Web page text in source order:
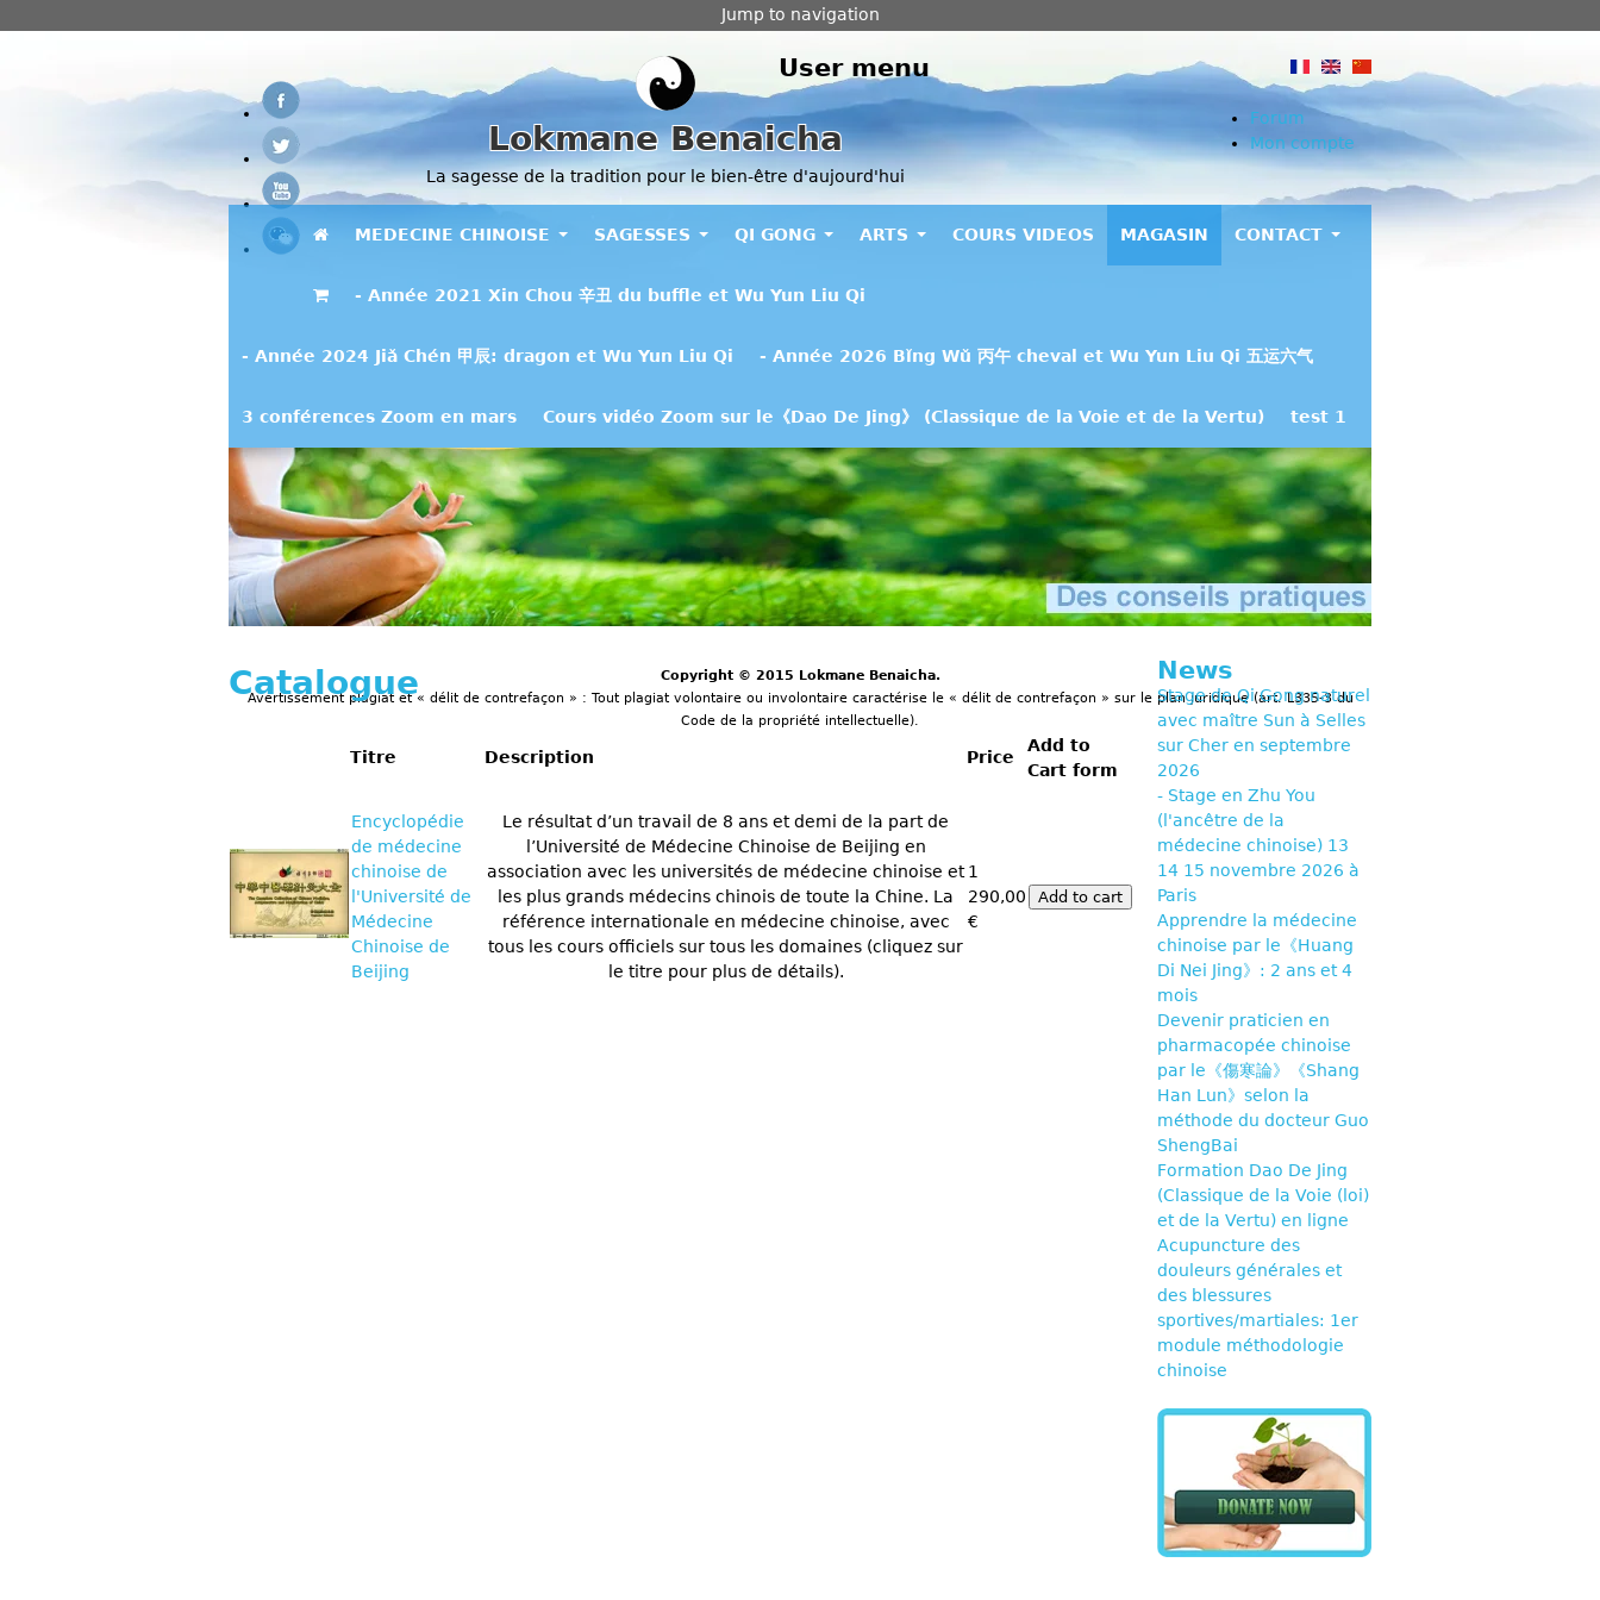
Jump to navigation
Lokmane Benaicha
La sagesse de la tradition pour le bien-être d'aujourd'hui
User menu
Forum
Mon compte
MEDECINE CHINOISE SAGESSES QI GONG ARTS COURS VIDEOS MAGASIN CONTACT
- Année 2021 Xin Chou 辛丑 du buffle et Wu Yun Liu Qi
- Année 2024 Jiǎ Chén 甲辰: dragon et Wu Yun Liu Qi - Année 2026 Bǐng Wǔ 丙午 cheval et Wu Yun Liu Qi 五运六气
3 conférences Zoom en mars Cours vidéo Zoom sur le《Dao De Jing》 (Classique de la Voie et de la Vertu) test 1
Catalogue
Titre Description Price
Add to
Cart form
Encyclopédie
de médecine
chinoise de
l'Université de
Médecine
Chinoise de
Beijing
Le résultat d’un travail de 8 ans et demi de la part de
l’Université de Médecine Chinoise de Beijing en
association avec les universités de médecine chinoise et
les plus grands médecins chinois de toute la Chine. La
référence internationale en médecine chinoise, avec
tous les cours officiels sur tous les domaines (cliquez sur
le titre pour plus de détails).
1
290,00
€
News
Stage de Qi Gong naturel
avec maître Sun à Selles
sur Cher en septembre
2026
- Stage en Zhu You
(l'ancêtre de la
médecine chinoise) 13
14 15 novembre 2026 à
Paris
Apprendre la médecine
chinoise par le《Huang
Di Nei Jing》: 2 ans et 4
mois
Devenir praticien en
pharmacopée chinoise
par le《傷寒論》《Shang
Han Lun》selon la
méthode du docteur Guo
ShengBai
Formation Dao De Jing
(Classique de la Voie (loi)
et de la Vertu) en ligne
Acupuncture des
douleurs générales et
des blessures
sportives/martiales: 1er
module méthodologie
chinoise
Copyright © 2015 Lokmane Benaicha.
Avertissement plagiat et « délit de contrefaçon » : Tout plagiat volontaire ou involontaire caractérise le « délit de contrefaçon » sur le plan juridique (art. L335-3 du
Code de la propriété intellectuelle).